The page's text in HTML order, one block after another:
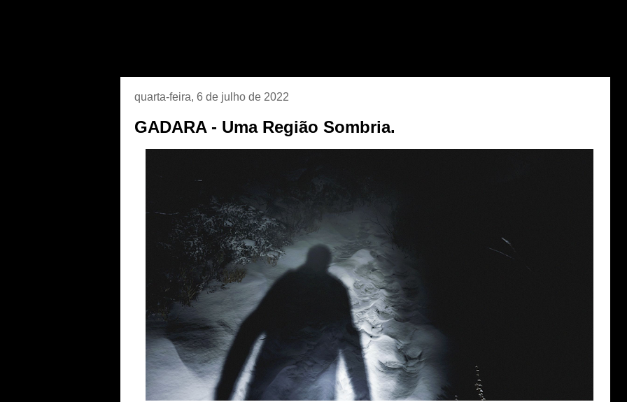
quarta-feira, 6 de julho de 2022
GADARA - Uma Região Sombria.